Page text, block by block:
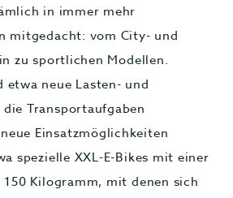
in immer mehr
mitgedacht: vom City- und
zu sportlichen Modellen.
etwa neue Lasten- und
Transportaufgaben
Einsatzmöglichkeiten
spezielle XXL-E-Bikes mit einer
Kilogramm, mit denen sich